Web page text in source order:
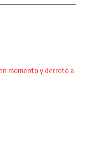
momento y derrotó a